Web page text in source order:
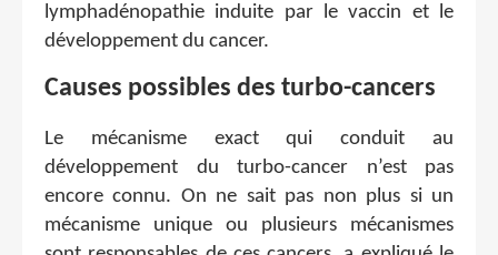
lymphadénopathie induite par le vaccin et le
développement du cancer.
Causes possibles des turbo-cancers
Le mécanisme exact qui conduit au
développement du turbo-cancer n’est pas
encore connu. On ne sait pas non plus si un
mécanisme unique ou plusieurs mécanismes